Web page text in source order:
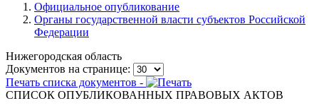
Официальное опубликование
Органы государственной власти субъектов Российской
Федерации
Нижегородская область
Документов на странице:
Печать списка документов -
СПИСОК ОПУБЛИКОВАННЫХ ПРАВОВЫХ АКТОВ